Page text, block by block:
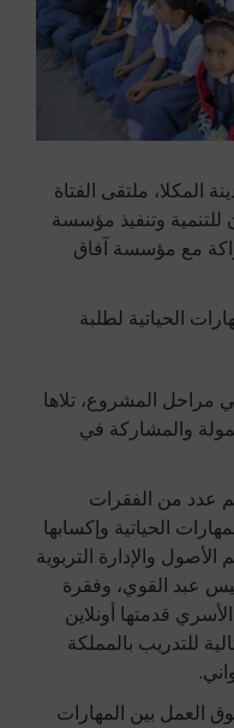
/12/2022م بمدينة المكلا، ملتقى الفتاة
وتنفيذ مؤسسة
مع مؤسسة آفاق
الحياتية لطلبة
مراحل المشروع، تلاها
والمشاركة في
عدد من الفقرات
الحياتية وإكسابها
والإدارة التربوية
عبد القوي، وفقرة
قدمتها أونلاين
للتدريب بالمملكة
العمل بين المهارات